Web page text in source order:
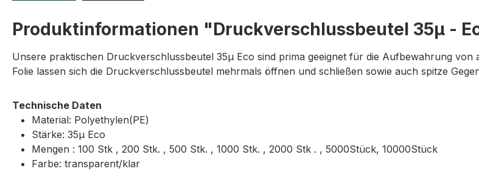
Produktinformationen "Druckverschlussbeutel 35μ -
Unsere praktischen Druckverschlussbeutel 35μ Eco sind prima geeignet für die Aufbewahrung
Folie lassen sich die Druckverschlussbeutel mehrmals öffnen und schließen sowie auch spitze
Technische Daten
Material: Polyethylen(PE)
Stärke: 35μ Eco
Mengen : 100 Stk , 200 Stk. , 500 Stk. , 1000 Stk. , 2000 Stk . , 5000Stück, 10000Stück
Farbe: transparent/klar